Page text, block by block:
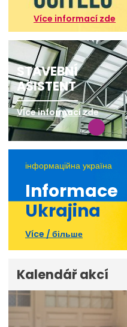
Více informací zde
STAVEBNÍ
ASISTENT
Více informací zde
інформаційна україна
Informace
Ukrajina
Více / більше
Kalendář akcí